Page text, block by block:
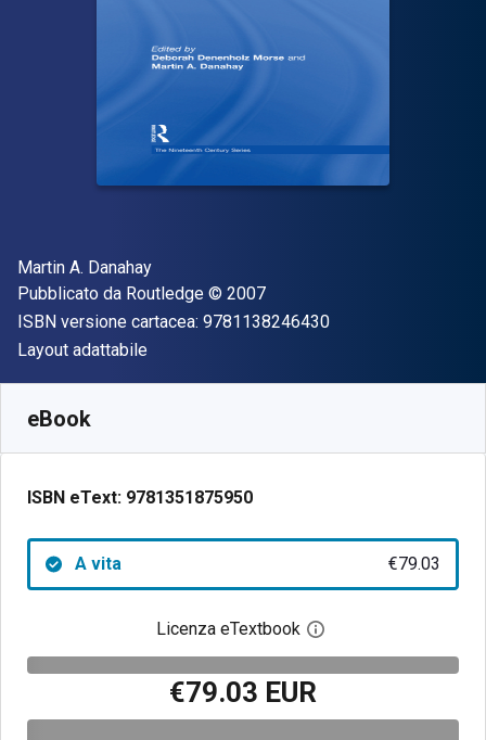
Autore(i)
Martin A. Danahay
Editore
Pubblicato da Routledge Copyright
© 2007
ISBN versione cartacea: 9781138246430"ISBN-13
Formato
Layout adattabile
eBook
ISBN eText: 9781351875950
A vita €79.03
Licenza eTextbook Apri la finestra di
€79.03 EUR